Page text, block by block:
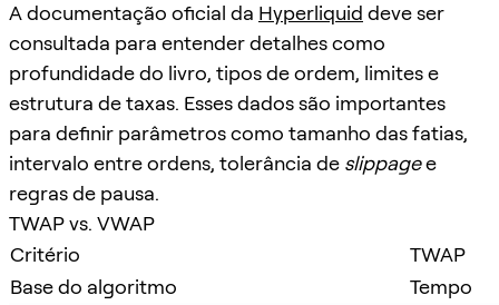
A documentação oficial da Hyperliquid deve ser
consultada para entender detalhes como
profundidade do livro, tipos de ordem, limites e
estrutura de taxas. Esses dados são importantes
para definir parâmetros como tamanho das fatias,
intervalo entre ordens, tolerância de slippagee
regras de pausa.
TWAP vs. VWAP
Critério
TWAP
Base do algoritmo
Tempo